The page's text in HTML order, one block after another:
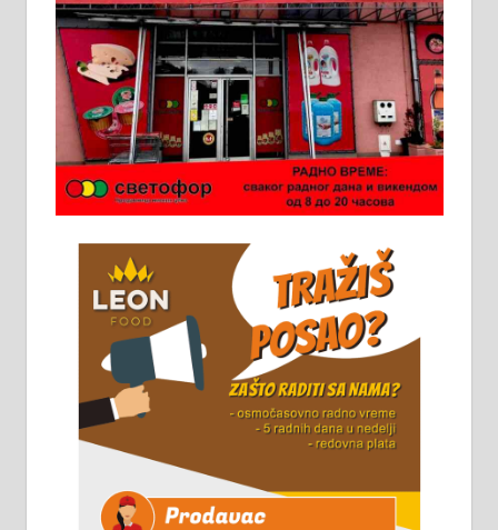
молерских радова. 061/25-28-058
Ало таксију потребан возач са Б
категоријом. 064/02-85-511
Потребна два радника за рад на
стоваришту „Липа промет” у
Алексинцу. За више
информација доћи лично на
стовариште у улици Максима
Горког 26 сваког радног дана од
8 до 15 часова. 063/465-045
Чистим све врсте димњака.
061/32-13-445